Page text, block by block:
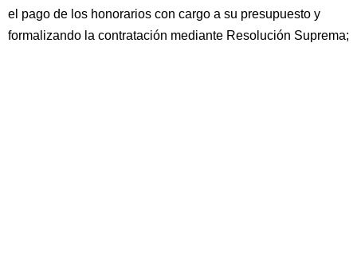
el pago de los honorarios con cargo a su presupuesto y
formalizando la contratación mediante Resolución Suprema;